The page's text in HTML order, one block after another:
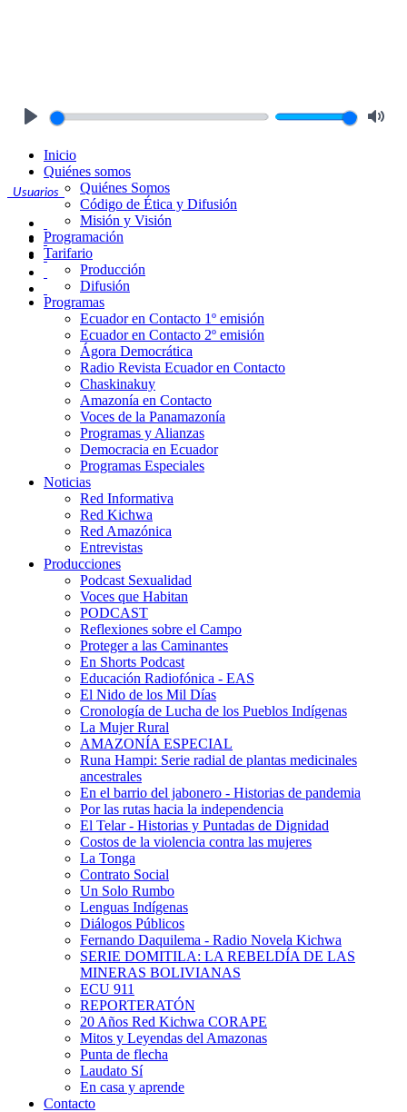
Usuarios
Inicio
Quiénes somos
Quiénes Somos
Código de Ética y Difusión
Misión y Visión
Programación
Tarifario
Producción
Difusión
Programas
Ecuador en Contacto 1º emisión
Ecuador en Contacto 2º emisión
Ágora Democrática
Radio Revista Ecuador en Contacto
Chaskinakuy
Amazonía en Contacto
Voces de la Panamazonía
Programas y Alianzas
Democracia en Ecuador
Programas Especiales
Noticias
Red Informativa
Red Kichwa
Red Amazónica
Entrevistas
Producciones
Podcast Sexualidad
Voces que Habitan
PODCAST
Reflexiones sobre el Campo
Proteger a las Caminantes
En Shorts Podcast
Educación Radiofónica - EAS
El Nido de los Mil Días
Cronología de Lucha de los Pueblos Indígenas
La Mujer Rural
AMAZONÍA ESPECIAL
Runa Hampi: Serie radial de plantas medicinales
ancestrales
En el barrio del jabonero - Historias de pandemia
Por las rutas hacia la independencia
El Telar - Historias y Puntadas de Dignidad
Costos de la violencia contra las mujeres
La Tonga
Contrato Social
Un Solo Rumbo
Lenguas Indígenas
Diálogos Públicos
Fernando Daquilema - Radio Novela Kichwa
SERIE DOMITILA: LA REBELDÍA DE LAS
MINERAS BOLIVIANAS
ECU 911
REPORTERATÓN
20 Años Red Kichwa CORAPE
Mitos y Leyendas del Amazonas
Punta de flecha
Laudato Sí
En casa y aprende
Contacto